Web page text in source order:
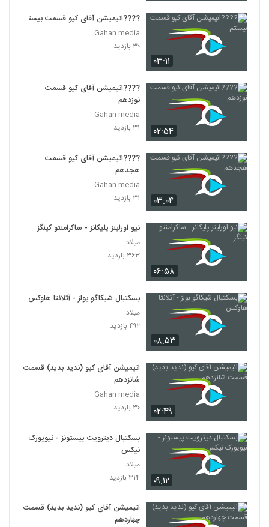
۰۳:۱۱
????️انیمیشن آقای کیو قسمت بیستم
Gahan media
۳۰ بازدید
۰۲:۵۴
????️انیمیشن آقای کیو قسمت
نوزدهم
Gahan media
۳۱ بازدید
۰۳:۰۴
????️انیمیشن آقای کیو قسمت
هجدهم
Gahan media
۳۱ بازدید
۰۶:۵۸
نیو اورلینز پلیکانز - ساکرامنتو کینگز
میلاد
۳۶۳ بازدید
۰۸:۵۳
بسکتبال شیکاگو بولز - آتلانتا هاوکس
میلاد
۴۹۲ بازدید
۰۲:۴۹
انیمیشن آقای کیو (ندید بدید) قسمت
شانزدهم
Gahan media
۳۰ بازدید
۰۹:۱۲
بسکتبال دیترویت پیستونز - نیویورک
نیکس
میلاد
۳۱۴ بازدید
انیمیشن آقای کیو (ندید بدید) قسمت
چهاردهم